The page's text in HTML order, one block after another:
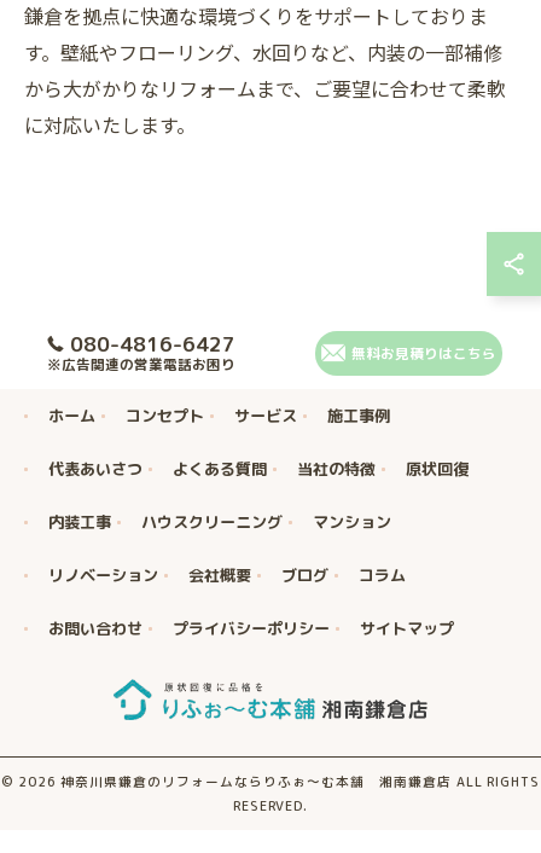
鎌倉を拠点に快適な環境づくりをサポートしておりま
す。壁紙やフローリング、水回りなど、内装の一部補修
から大がかりなリフォームまで、ご要望に合わせて柔軟
に対応いたします。
080-4816-6427
※広告関連の営業電話お困り
無料お見積りはこちら
ホーム コンセプト サービス 施工事例
代表あいさつ よくある質問 当社の特徴 原状回復
内装工事 ハウスクリーニング マンション
リノベーション 会社概要 ブログ コラム
お問い合わせ プライバシーポリシー サイトマップ
© 2026 神奈川県鎌倉のリフォームならりふぉ～む本舗 湘南鎌倉店 ALL RIGHTS
RESERVED.
無料お見積りはこちら